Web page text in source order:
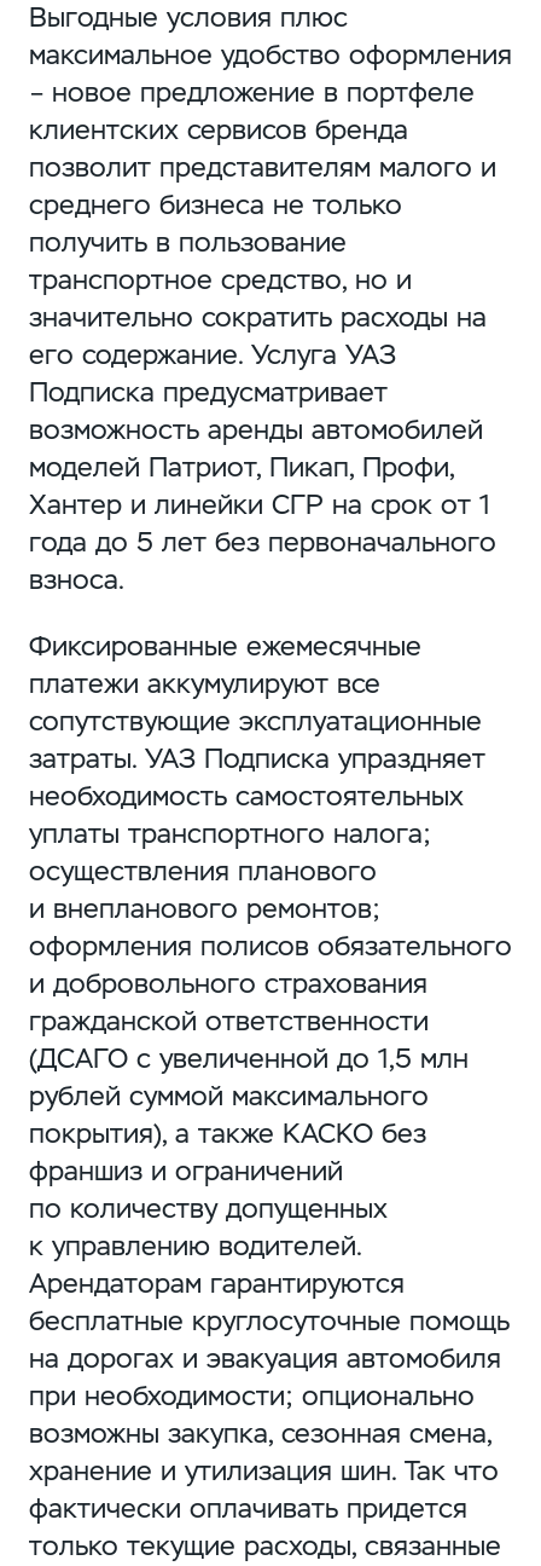
Выгодные условия плюс
максимальное удобство оформления
– новое предложение в портфеле
клиентских сервисов бренда
позволит представителям малого и
среднего бизнеса не только
получить в пользование
транспортное средство, но и
значительно сократить расходы на
его содержание. Услуга УАЗ
Подписка предусматривает
возможность аренды автомобилей
моделей Патриот, Пикап, Профи,
Хантер и линейки СГР на срок от 1
года до 5 лет без первоначального
взноса.
Фиксированные ежемесячные
платежи аккумулируют все
сопутствующие эксплуатационные
затраты. УАЗ Подписка упраздняет
необходимость самостоятельных
уплаты транспортного налога;
осуществления планового
и внепланового ремонтов;
оформления полисов обязательного
и добровольного страхования
гражданской ответственности
(ДСАГО с увеличенной до 1,5 млн
рублей суммой максимального
покрытия), а также КАСКО без
франшиз и ограничений
по количеству допущенных
к управлению водителей.
Арендаторам гарантируются
бесплатные круглосуточные помощь
на дорогах и эвакуация автомобиля
при необходимости; опционально
возможны закупка, сезонная смена,
хранение и утилизация шин. Так что
фактически оплачивать придется
только текущие расходы, связанные